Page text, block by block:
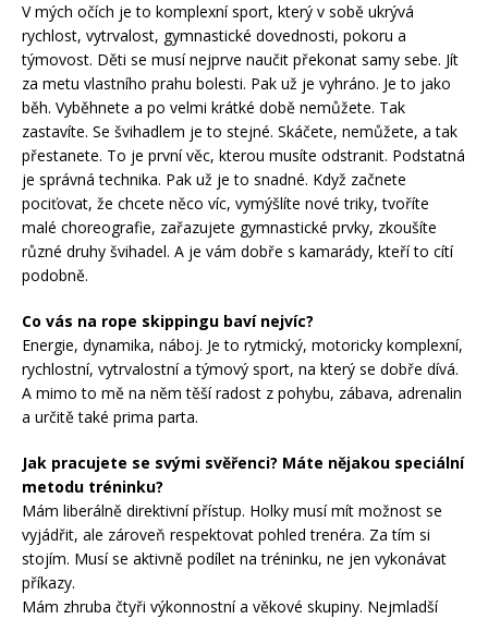
V mých očích je to komplexní sport, který v sobě ukrývá
rychlost, vytrvalost, gymnastické dovednosti, pokoru a
týmovost. Děti se musí nejprve naučit překonat samy sebe. Jít
za metu vlastního prahu bolesti. Pak už je vyhráno. Je to jako
běh. Vyběhnete a po velmi krátké době nemůžete. Tak
zastavíte. Se švihadlem je to stejné. Skáčete, nemůžete, a tak
přestanete. To je první věc, kterou musíte odstranit. Podstatná
je správná technika. Pak už je to snadné. Když začnete
pociťovat, že chcete něco víc, vymýšlíte nové triky, tvoříte
malé choreografie, zařazujete gymnastické prvky, zkoušíte
různé druhy švihadel. A je vám dobře s kamarády, kteří to cítí
podobně.
Co vás na rope skippingu baví nejvíc?
Energie, dynamika, náboj. Je to rytmický, motoricky komplexní,
rychlostní, vytrvalostní a týmový sport, na který se dobře dívá.
A mimo to mě na něm těší radost z pohybu, zábava, adrenalin
a určitě také prima parta.
Jak pracujete se svými svěřenci? Máte nějakou speciální
metodu tréninku?
Mám liberálně direktivní přístup. Holky musí mít možnost se
vyjádřit, ale zároveň respektovat pohled trenéra. Za tím si
stojím. Musí se aktivně podílet na tréninku, ne jen vykonávat
příkazy.
Mám zhruba čtyři výkonnostní a věkové skupiny. Nejmladší